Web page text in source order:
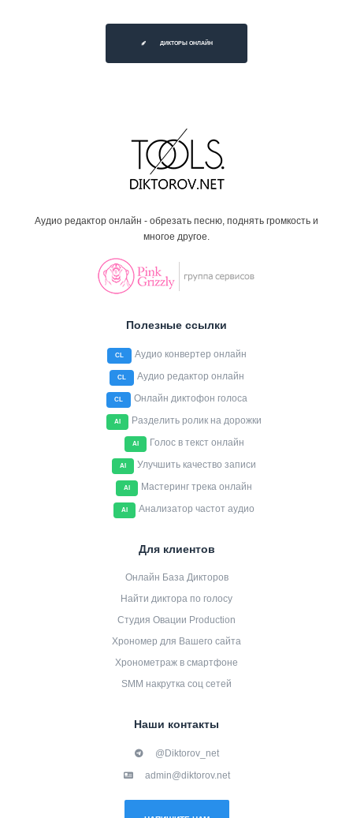
ДИКТОРЫ ОНЛАЙН
Аудио редактор онлайн - обрезать песню, поднять громкость и
многое другое.
Полезные ссылки
CL Аудио конвертер онлайн
CL Аудио редактор онлайн
CL Онлайн диктофон голоса
AI Разделить ролик на дорожки
AI Голос в текст онлайн
AI Улучшить качество записи
AI Мастеринг трека онлайн
AI Анализатор частот аудио
Для клиентов
Онлайн База Дикторов
Найти диктора по голосу
Студия Овации Production
Хрономер для Вашего сайта
Хронометраж в смартфоне
SMM накрутка соц сетей
Наши контакты
@Diktorov_net
admin@diktorov.net